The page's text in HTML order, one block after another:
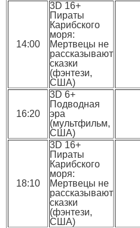
14:00
3D 16+
Пираты
Карибского
моря:
Мертвецы не
рассказывают
сказки
(фэнтези,
США)
16:20
3D 6+
Подводная
эра
(мультфильм,
США)
18:10
3D 16+
Пираты
Карибского
моря:
Мертвецы не
рассказывают
сказки
(фэнтези,
США)